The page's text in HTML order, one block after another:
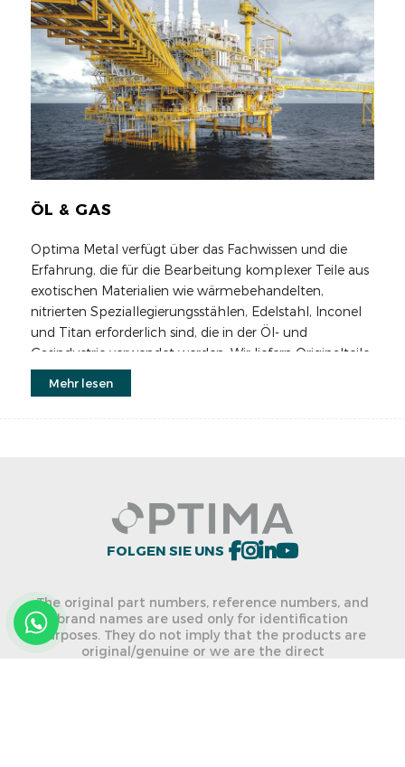
ÖL & GAS
Optima Metal verfügt über das Fachwissen und die
Erfahrung, die für die Bearbeitung komplexer Teile aus
exotischen Materialien wie wärmebehandelten,
nitrierten Speziallegierungsstählen, Edelstahl, Inconel
und Titan erforderlich sind, die in der Öl- und
Gasindustrie verwendet werden. Wir liefern Originalteile
für Motoren von Waukesha, Caterpillar, Cummins und
Kompressoren von GE, Gemini, Baker Hughes.
Mehr lesen
FOLGEN SIE UNS
The original part numbers, reference numbers, and
brand names are used only for identification
purposes. They do not imply that the products are
original/genuine or we are the direct